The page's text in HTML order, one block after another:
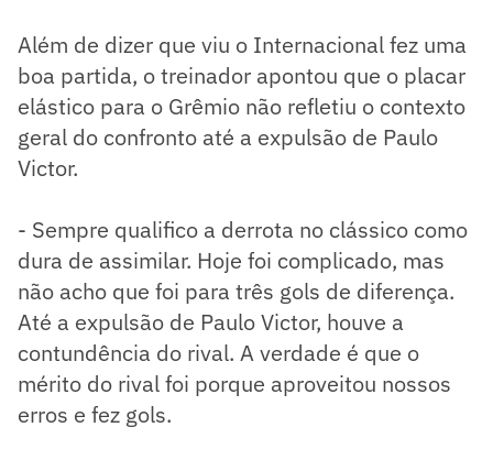
Além de dizer que viu o Internacional fez uma
boa partida, o treinador apontou que o placar
elástico para o Grêmio não refletiu o contexto
geral do confronto até a expulsão de Paulo
Victor.
- Sempre qualifico a derrota no clássico como
dura de assimilar. Hoje foi complicado, mas
não acho que foi para três gols de diferença.
Até a expulsão de Paulo Victor, houve a
contundência do rival. A verdade é que o
mérito do rival foi porque aproveitou nossos
erros e fez gols.